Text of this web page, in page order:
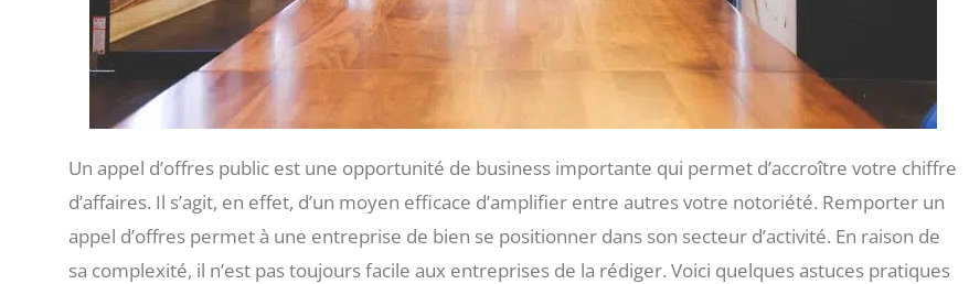
Un appel d’offres public est une opportunité de business importante qui permet d’accroître votre chiffre
d’affaires. Il s’agit, en effet, d’un moyen efficace d’amplifier entre autres votre notoriété. Remporter un
appel d’offres permet à une entreprise de bien se positionner dans son secteur d’activité. En raison de
sa complexité, il n’est pas toujours facile aux entreprises de la rédiger. Voici quelques astuces pratiques